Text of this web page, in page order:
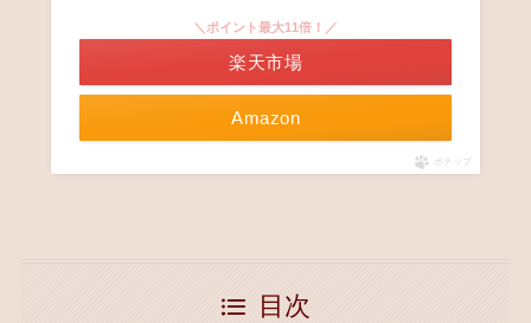
Amazon
＼ポイント最大11倍！／
楽天市場
ポチップ
目次